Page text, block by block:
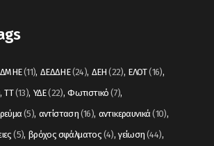
(11) ΔΕΔΔΗΕ(24) ΔΕΗ (22) ΕΛΟΤ(16)
ΤΤ(13) ΥΔΕ(22) Φωτιστικό (7)
(5) αντίσταση (16) αντικεραυνικά (10)
(5) βρόχος σφάλματος (4) γείωση (44)